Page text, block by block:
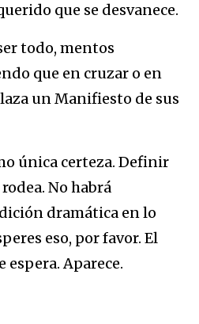
que se desvanece.
todo, mentos
que en cruzar o en
un Manifiesto de sus
única certeza. Definir
No habrá
dramática en lo
eso, por favor. El
espera. Aparece.